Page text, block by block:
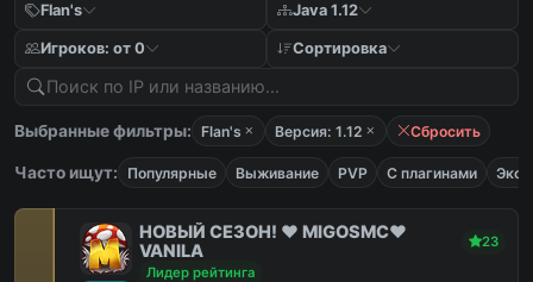
Flan's
Java 1.12
Игроков: от 0 Сортировка
Выбранные фильтры: Flan's Версия: 1.12 Сбросить
Часто ищут: Популярные Выживание PVP С плагинами
НОВЫЙ СЕЗОН! ❤️ MIGOSMC❤️
VANILA
23
Лидер рейтинга